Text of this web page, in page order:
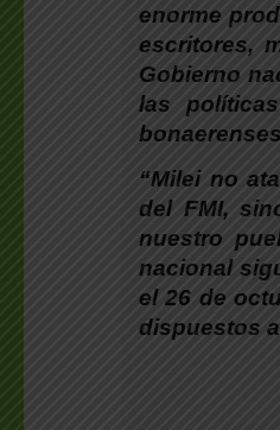
enorme
escritores,
Gobierno
las
“Milei no
del FMI,
nuestro
nacional
el 26 de
dispuestos